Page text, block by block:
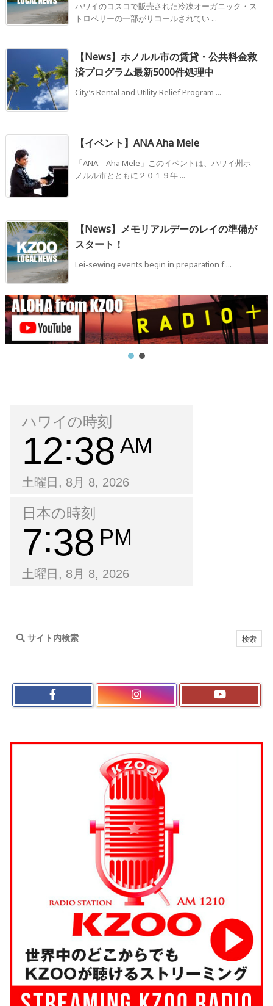
ハワイのコスコで販売された冷凍オーガニック・ス
トロベリーの一部がリコールされてい ...
【News】ホノルル市の賃貸・公共料金救
済プログラム最新5000件処理中
City’s Rental and Utility Relief Program ...
【イベント】ANA Aha Mele
「ANA Aha Mele」このイベントは、ハワイ州ホ
ノルル市とともに２０１９年 ...
【News】メモリアルデーのレイの準備が
スタート！
Lei-sewing events begin in preparation f ...
ハワイの時刻
12 38 AM
土曜日, 8月 8, 2026
日本の時刻
7 38 PM
土曜日, 8月 8, 2026